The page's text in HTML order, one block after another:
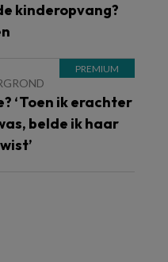
kinderopvang?
‘Toen ik erachter
belde ik haar